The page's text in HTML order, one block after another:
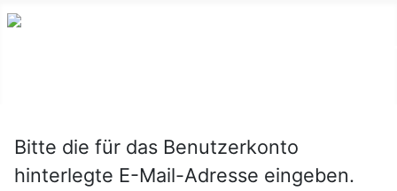
Bitte die für das Benutzerkonto
hinterlegte E-Mail-Adresse eingeben.